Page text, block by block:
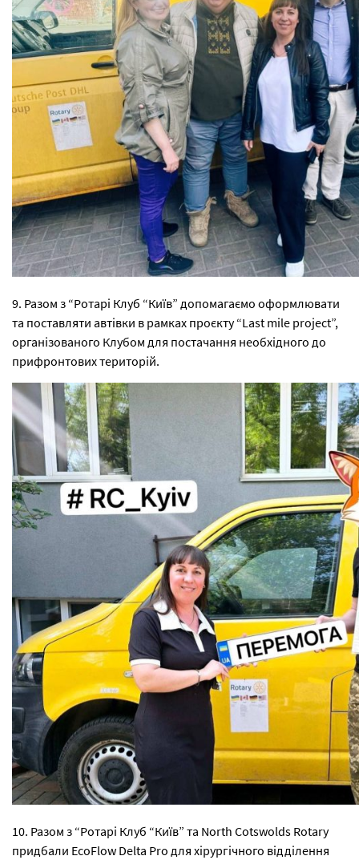
9. Разом з “Ротарі Клуб “Київ” допомагаємо оформлювати
та поставляти автівки в рамках проєкту “Last mile project”,
організованого Клубом для постачання необхідного до
прифронтових територій.
10. Разом з “Ротарі Клуб “Київ” та North Cotswolds Rotary
придбали EcoFlow Delta Pro для хірургічного відділення